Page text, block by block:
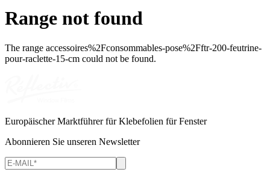
Range not found
The range accessoires%2Fconsommables-pose%2Fftr-200-feutrine-
pour-raclette-15-cm could not be found.
Europäischer Marktführer für Klebefolien für Fenster
Abonnieren Sie unseren Newsletter